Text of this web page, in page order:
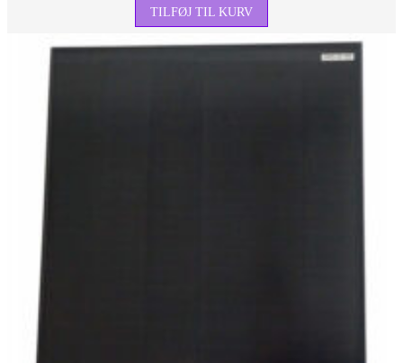
TILFØJ TIL KURV